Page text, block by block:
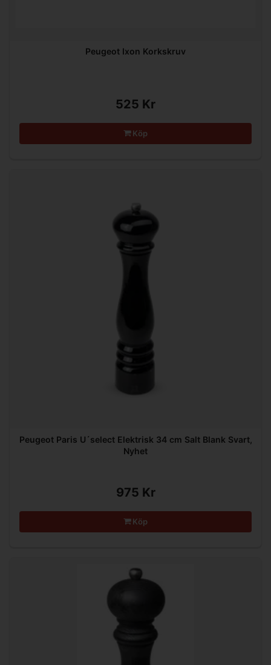
Peugeot Ixon Korkskruv
525 Kr
Köp
Peugeot Paris U´select Elektrisk 34 cm Salt Blank Svart,
Nyhet
975 Kr
Köp